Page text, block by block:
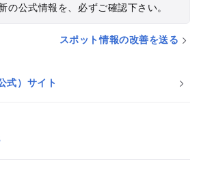
の公式情報を、必ずご確認下さい。
スポット情報の改善を送る
式）サイト